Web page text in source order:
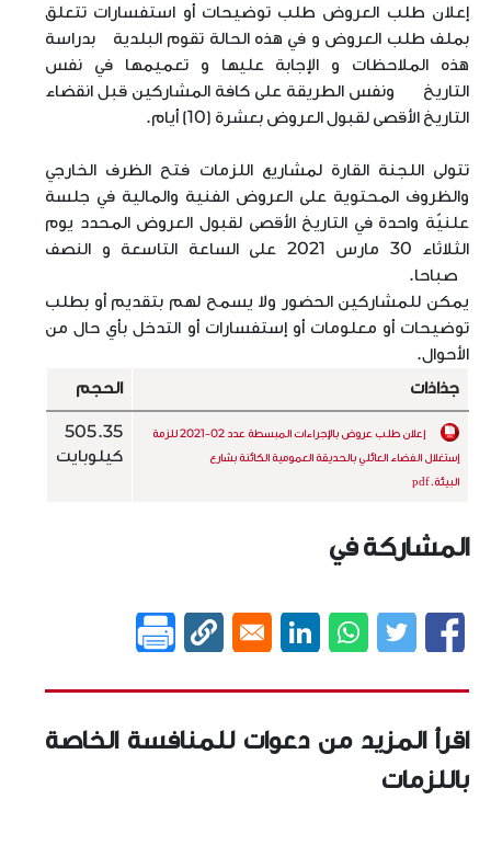
إعلان طلب العروض طلب توضيحات أو استفسارات تتعلق
بملف طلب العروض و في هذه الحالة تقوم البلدية بدراسة
هذه الملاحظات و الإجابة عليها و تعميمها في نفس
التاريخ ونفس الطريقة على كافة المشاركين قبل انقضاء
التاريخ الأقصى لقبول العروض بعشرة (10) أيام.
تتولى اللجنة القارة لمشاريع اللزمات فتح الظرف الخارجي
والظروف المحتوية على العروض الفنية والمالية في جلسة
علنيّة واحدة في التاريخ الأقصى لقبول العروض المحدد يوم
الثلاثاء 30 مارس 2021 على الساعة التاسعة و النصف
صباحا.
يمكن للمشاركين الحضور ولا يسمح لهم بتقديم أو بطلب
توضيحات أو معلومات أو إستفسارات أو التدخل بأي حال من
الأحوال.
جذاذات
الحجم
إعلان طلب عروض بالإجراءات المبسطة عدد 02-2021 للزمة
إستغلال الفضاء العائلي بالحديقة العمومية الكائنة بشارع
البيئة.pdf
505.35
كيلوبايت
المشاركة في
اقرأ المزيد من دعوات للمنافسة الخاصة
باللزمات